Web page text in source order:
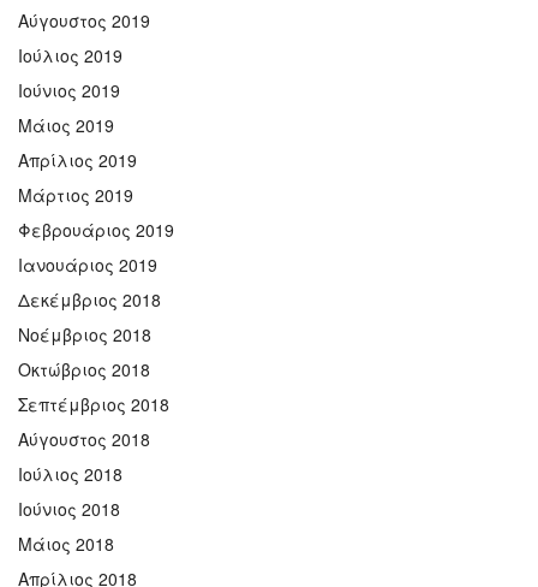
Αύγουστος 2019
Ιούλιος 2019
Ιούνιος 2019
Μάιος 2019
Απρίλιος 2019
Μάρτιος 2019
Φεβρουάριος 2019
Ιανουάριος 2019
Δεκέμβριος 2018
Νοέμβριος 2018
Οκτώβριος 2018
Σεπτέμβριος 2018
Αύγουστος 2018
Ιούλιος 2018
Ιούνιος 2018
Μάιος 2018
Απρίλιος 2018